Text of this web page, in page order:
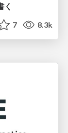
く
7 8.3k